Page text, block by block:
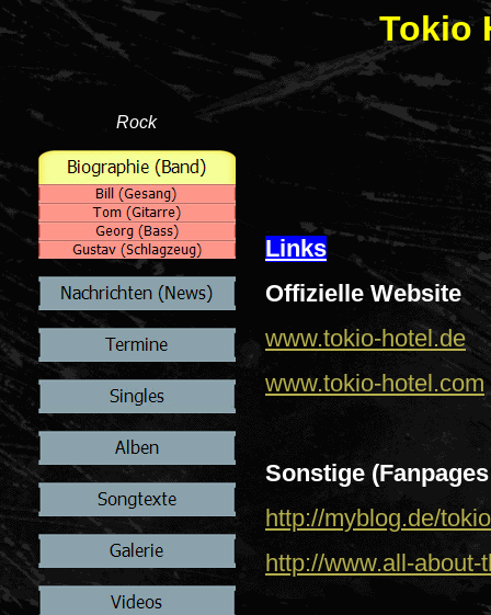
Tokio
Rock
Links
Offizielle Website
www.tokio-hotel.de
www.tokio-hotel.com
Sonstige
http://myblog.de/
http://www.all-about-